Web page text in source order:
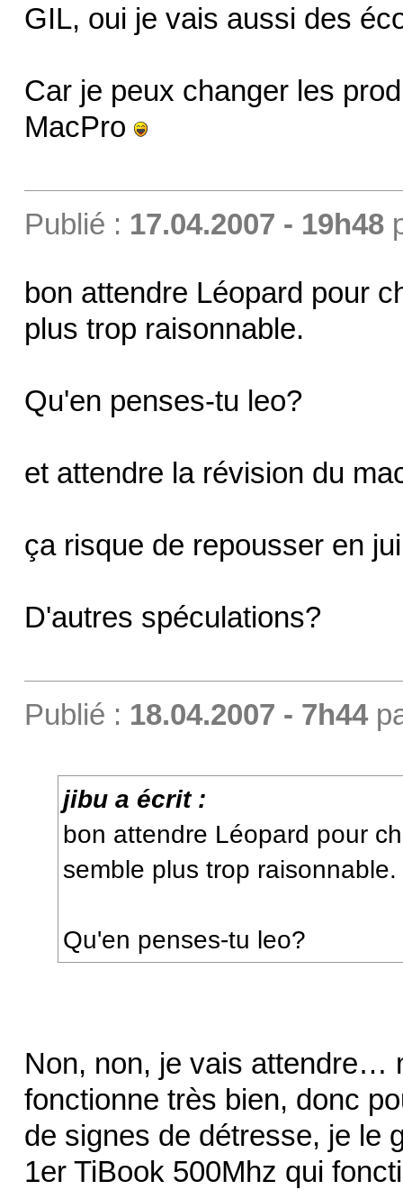
GIL, oui je vais aussi des
Car je peux changer les
MacPro
Publié : 17.04.2007 - 19h48
bon attendre Léopard pour
plus trop raisonnable.
Qu'en penses-tu leo?
et attendre la révision du
ça risque de repousser en
D'autres spéculations?
Publié : 18.04.2007 - 7h44
jibu a écrit :
bon attendre Léopard pour
semble plus trop raisonnable.
Qu'en penses-tu leo?
Non, non, je vais attendre…
fonctionne très bien, donc
de signes de détresse, je le
1er TiBook 500Mhz qui